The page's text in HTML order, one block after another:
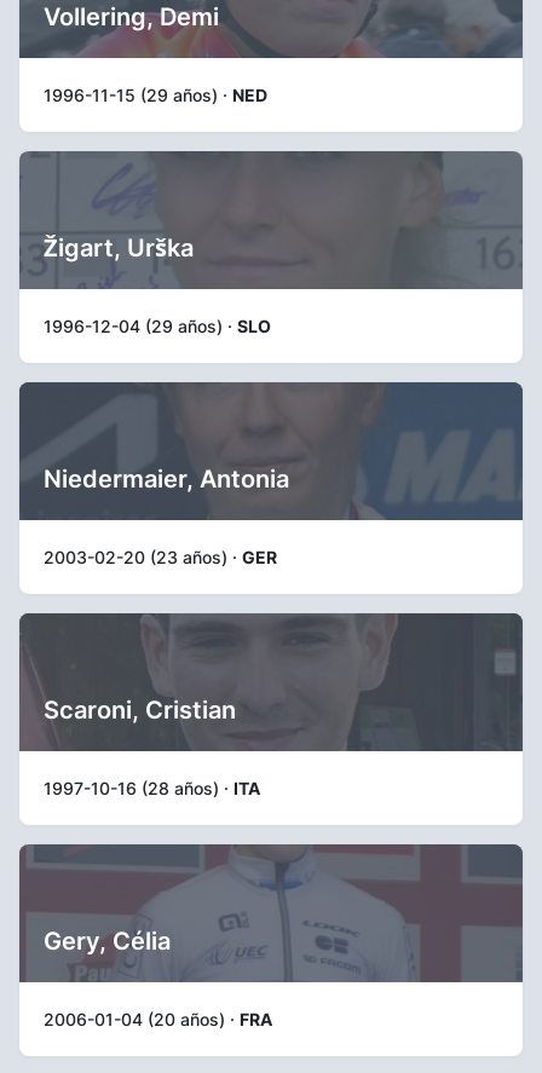
Vollering, Demi
1996-11-15 (29 años) · NED
Žigart, Urška
1996-12-04 (29 años) · SLO
Niedermaier, Antonia
2003-02-20 (23 años) · GER
Scaroni, Cristian
1997-10-16 (28 años) · ITA
Gery, Célia
2006-01-04 (20 años) · FRA